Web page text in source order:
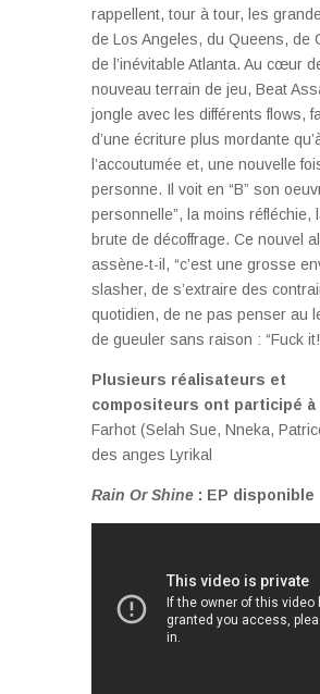
rappellent, tour à tour, les
de Los Angeles, du Queens, de
de l’inévitable Atlanta. Au cœur
nouveau terrain de jeu, Beat
jongle avec les différents flows,
d’une écriture plus mordante
l’accoutumée et, une nouvelle
personne. Il voit en “B” son
personnelle”, la moins réfléchie,
brute de décoffrage. Ce nouvel
assène-t-il, “c’est une grosse
slasher, de s’extraire des
quotidien, de ne pas penser au
de gueuler sans raison : “Fuck
Plusieurs réalisateurs et
compositeurs ont participé à
Farhot (Selah Sue, Nneka,
des anges Lyrikal
Rain Or Shine : EP disponible